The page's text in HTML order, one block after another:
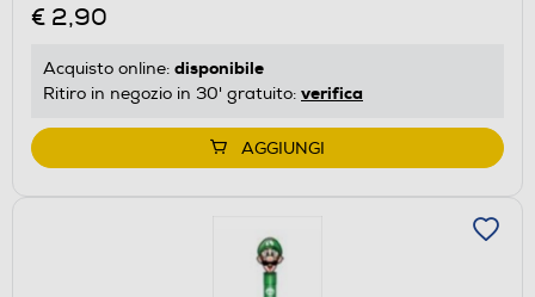
€ 2,90
Acquisto online: disponibile
Ritiro in negozio in 30' gratuito: verifica
AGGIUNGI